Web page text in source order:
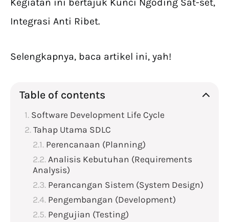
Integrasi Anti Ribet.
Selengkapnya, baca artikel ini, yah!
Table of contents
Software Development Life Cycle
Tahap Utama SDLC
Perencanaan (Planning)
Analisis Kebutuhan (Requirements
Analysis)
Perancangan Sistem (System Design)
Pengembangan (Development)
Pengujian (Testing)